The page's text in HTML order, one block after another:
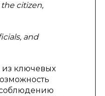
citizen,
and
ключевых
соблюдению